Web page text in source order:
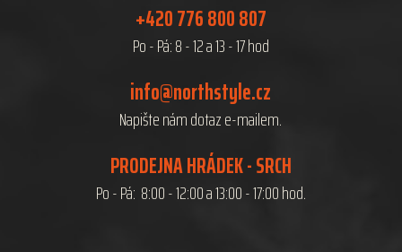
+420 776 800 807
Po - Pá: 8 - 12 a 13 - 17 hod
info@northstyle.cz
Napište nám dotaz e-mailem.
PRODEJNA HRÁDEK - SRCH
Po - Pá: 8:00 - 12:00 a 13:00 - 17:00 hod.